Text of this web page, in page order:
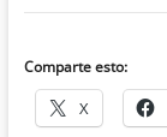
Comparte esto:
X